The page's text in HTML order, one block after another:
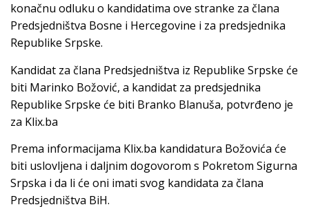
konačnu odluku o kandidatima ove stranke za člana
Predsjedništva Bosne i Hercegovine i za predsjednika
Republike Srpske.
Kandidat za člana Predsjedništva iz Republike Srpske će
biti Marinko Božović, a kandidat za predsjednika
Republike Srpske će biti Branko Blanuša, potvrđeno je
za Klix.ba
Prema informacijama Klix.ba kandidatura Božovića će
biti uslovljena i daljnim dogovorom s Pokretom Sigurna
Srpska i da li će oni imati svog kandidata za člana
Predsjedništva BiH.